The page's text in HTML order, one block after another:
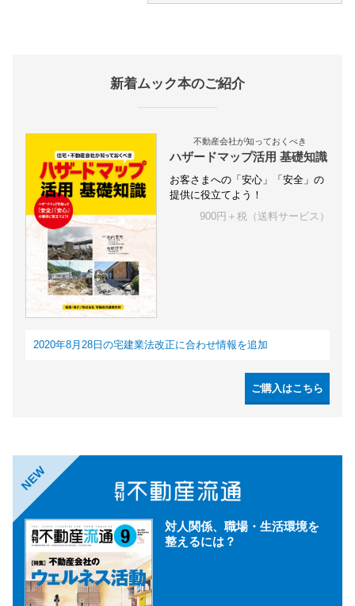
新着ムック本のご紹介
不動産会社が知っておくべき
ハザードマップ活用 基礎知識
お客さまへの「安心」「安全」の
提供に役立てよう！
900円＋税（送料サービス）
2020年8月28日の宅建業法改正に合わせ情報を追加
ご購入はこちら
NEW
対人関係、職場・生活環境を
整えるには？